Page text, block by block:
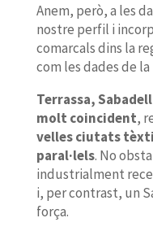
Anem, però, a les
nostre perfil i
comarcals dins la
com les dades de
Terrassa,
molt coincident,
velles ciutats
paral·lels. No
industrialment
i, per contrast, un
força.